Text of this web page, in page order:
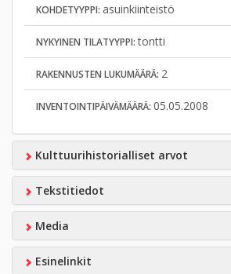
KOHDETYYPPI: asuinkiinteistö
NYKYINEN TILATYYPPI:tontti
RAKENNUSTEN LUKUMÄÄRÄ: 2
INVENTOINTIPÄIVÄMÄÄRÄ: 05.05.2008
Kulttuurihistorialliset arvot
Tekstitiedot
Media
Esinelinkit